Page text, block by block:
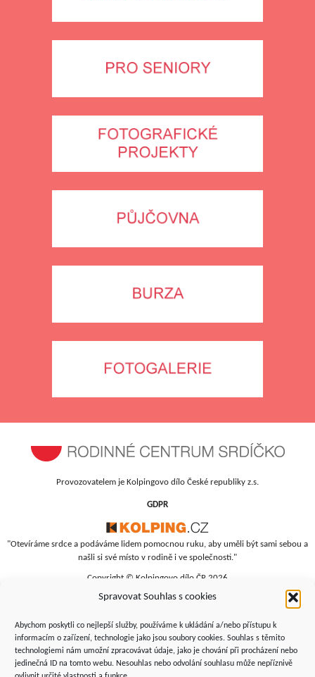
Spravovat Souhlas s cookies
Abychom poskytli co nejlepší služby, používáme k ukládání a/nebo přístupu k
informacím o zařízení, technologie jako jsou soubory cookies. Souhlas s těmito
technologiemi nám umožní zpracovávat údaje, jako je chování při procházení nebo
jedinečná ID na tomto webu. Nesouhlas nebo odvolání souhlasu může nepříznivě
Provozovatelem je Kolpingovo dílo České republiky z.s.
GDPR
"Otevíráme srdce a podáváme lidem pomocnou ruku, aby uměli být sami sebou a
našli si své místo v rodině i ve společnosti."
Copyright © Kolpingovo dílo ČR 2026
Studentská 4
budova polikliniky, 4. patro
Žďár nad Sázavou, 591 01
+420 566 690 135